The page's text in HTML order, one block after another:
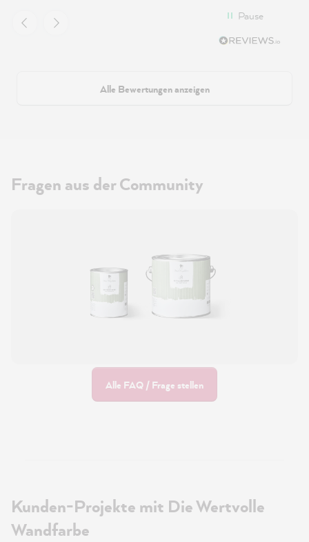
Pause
Alle Bewertungen anzeigen
Fragen aus der Community
Alle FAQ / Frage stellen
Kunden-Projekte mit Die Wertvolle
Wandfarbe